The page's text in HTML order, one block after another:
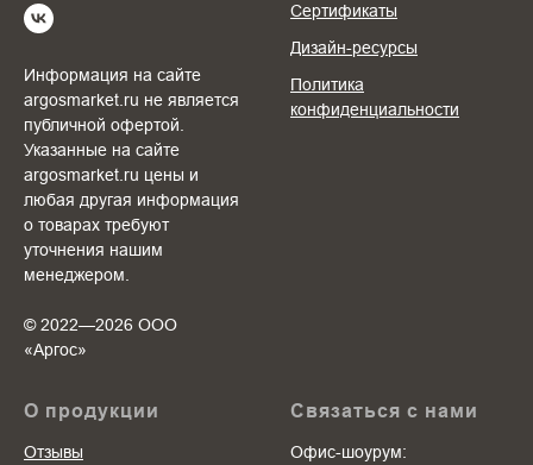
Информация на сайте
argosmarket.ru не является
публичной офертой.
Указанные на сайте
argosmarket.ru цены и
любая другая информация
о товарах требуют
уточнения нашим
менеджером.
© 2022—2026 ООО
«Аргоc»
Сертификаты
Дизайн-ресурсы
Политика
конфиденциальности
О продукции
Отзывы
Связаться с нами
Офис-шоурум: